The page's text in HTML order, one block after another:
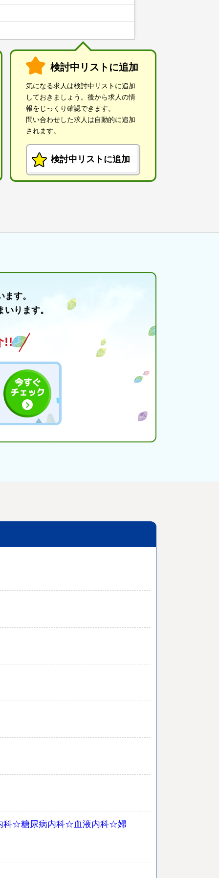
検討中リストに追加
気になる求人は検討中リストに追加
しておきましょう。後から求人の情
報をじっくり確認できます。
問い合わせした求人は自動的に追加
されます。
検討中リストに追加
す。
ります。
!!
科☆糖尿病内科☆血液内科☆婦